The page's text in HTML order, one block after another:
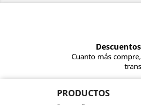
Cuanto más
PRODUCTOS